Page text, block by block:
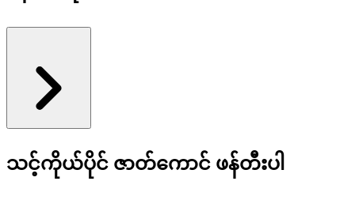
သင့်ကိုယ်ပိုင် ဇာတ်ကောင် ဖန်တီးပါ